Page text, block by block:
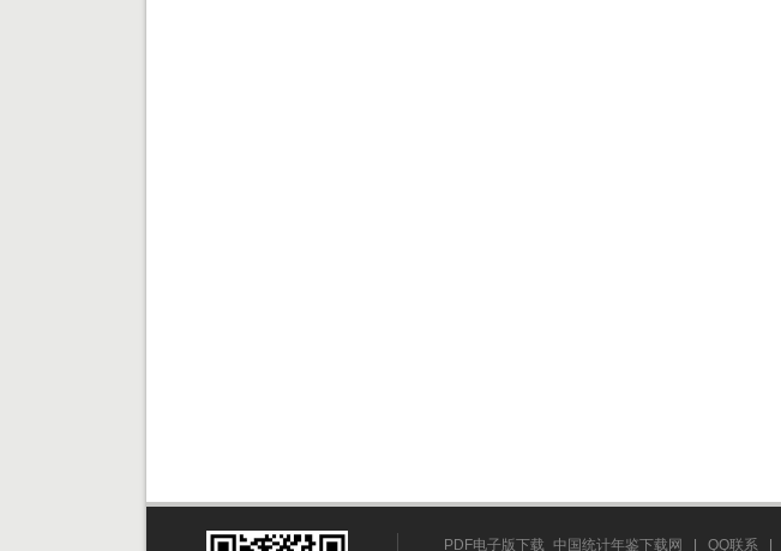
PDF电子版下载_中国统计年鉴下载网 QQ联系